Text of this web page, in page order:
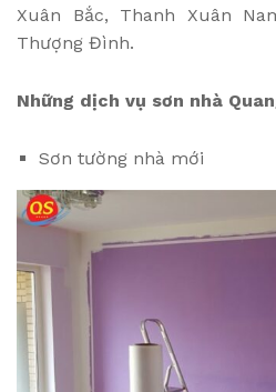
Xuân Bắc, Thanh Xuân
Thượng Đình.
Những dịch vụ sơn nhà
Sơn tường nhà mới